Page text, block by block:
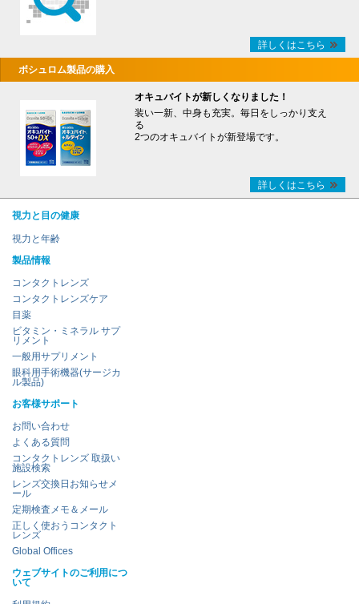
詳しくはこちら
ボシュロム製品の購入
オキュバイトが新しくなりました！
装い一新、中身も充実。毎日をしっかり支え
る
2つのオキュバイトが新登場です。
詳しくはこちら
視力と目の健康
視力と年齢
製品情報
コンタクトレンズ
コンタクトレンズケア
目薬
ビタミン・ミネラル サプ
リメント
一般用サプリメント
眼科用手術機器(サージカ
ル製品)
お客様サポート
お問い合わせ
よくある質問
コンタクトレンズ 取扱い
施設検索
レンズ交換日お知らせメ
ール
定期検査メモ＆メール
正しく使おうコンタクト
レンズ
Global Offices
ウェブサイトのご利用につ
いて